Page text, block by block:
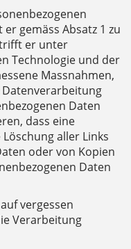
gemäss Absatz 1 zu
er unter
Technologie und der
Massnahmen,
Daten
dass eine
aller Links
oder von Kopien
Daten
vergessen
Verarbeitung